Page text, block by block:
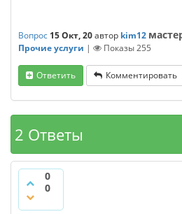
Вопрос 15 Окт, 20автор kim12
Прочие услуги | Показы255
Ответить Комментировать
2 Ответы
0
0